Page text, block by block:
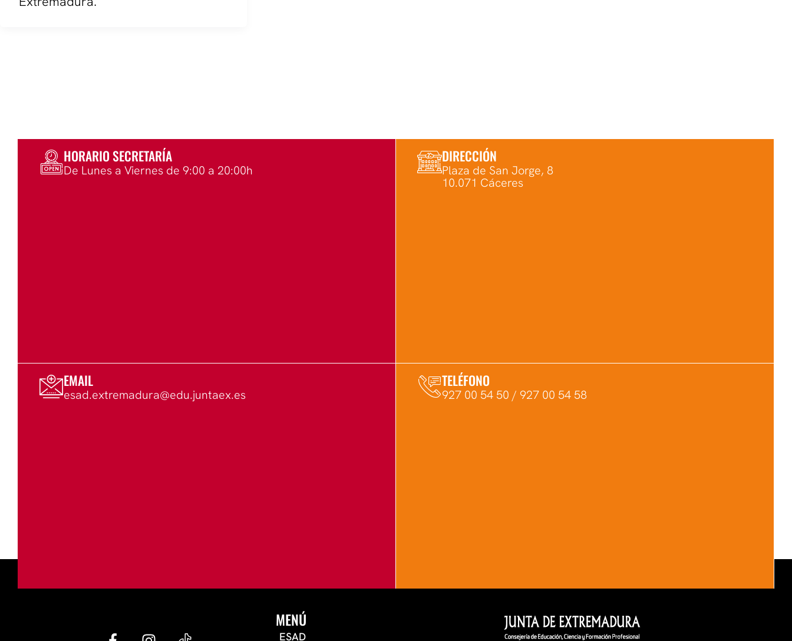
HORARIO SECRETARÍA
De Lunes a Viernes de 9:00 a 20:00h
DIRECCIÓN
Plaza de San Jorge, 8
10.071 Cáceres
EMAIL
esad.extremadura@edu.juntaex.es
TELÉFONO
927 00 54 50 / 927 00 54 58
G I
MENÚ
ESAD